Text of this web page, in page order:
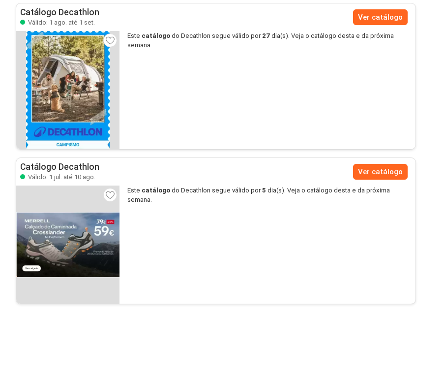
Catálogo Decathlon
Válido: 1 ago. até 1 set.
Ver catálogo
Este catálogo do Decathlon segue válido por 27 dia(s). Veja o catálogo desta e da próxima
semana.
Catálogo Decathlon
Válido: 1 jul. até 10 ago.
Ver catálogo
Este catálogo do Decathlon segue válido por5 dia(s). Veja o catálogo desta e da próxima
semana.